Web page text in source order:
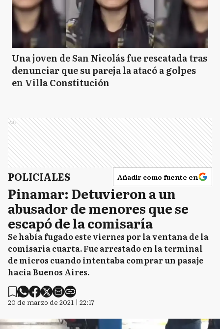
Una joven de San Nicolás fue rescatada tras
denunciar que su pareja la atacó a golpes
en Villa Constitución
Ads
POLICIALES Añadir como fuente en
Pinamar: Detuvieron a un
abusador de menores que se
escapó de la comisaría
Se había fugado este viernes por la ventana de la
comisaria cuarta. Fue arrestado en la terminal
de micros cuando intentaba comprar un pasaje
hacia Buenos Aires.
20 de marzo de 2021 | 22:17